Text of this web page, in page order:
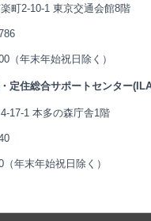
町2-10-1 東京交通会館8階
（年末年始祝日除く）
定住総合サポートセンター
17-1 本多の森庁舎1階
年末年始祝日除く）